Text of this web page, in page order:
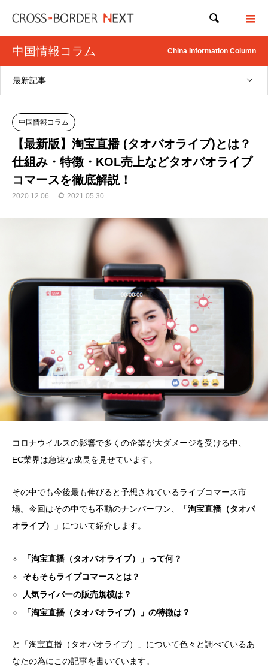

中国情報コラム China Information Column
最新記事
中国情報コラム
【最新版】淘宝直播 (タオバオライブ)とは？
仕組み・特徴・KOL売上などタオバオライブ
コマースを徹底解説！
2020.12.06 2021.05.30
コロナウイルスの影響で多くの企業が大ダメージを受ける中、
EC業界は急速な成長を見せています。
その中でも今後最も伸びると予想されているライブコマース市
場。今回はその中でも不動のナンバーワン、
「淘宝直播（タオバ
オライブ）」 について紹介します。
「淘宝直播（タオバオライブ）」って何？
そもそもライブコマースとは？
人気ライバーの販売規模は？
「淘宝直播（タオバオライブ）」の特徴は？
と「淘宝直播（タオバオライブ）」について色々と調べているあ
なたの為にこの記事を書いています。